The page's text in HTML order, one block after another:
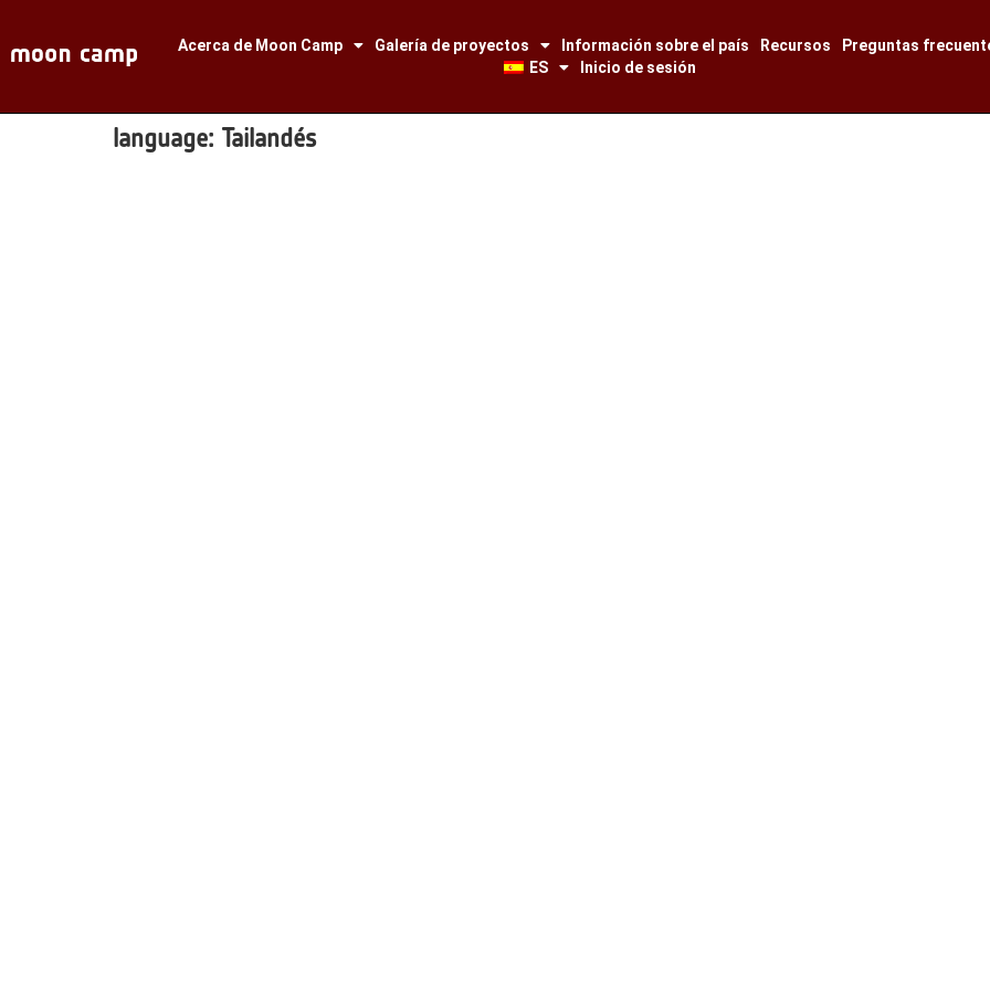
Acerca de Moon Camp Galería de proyectos Información sobre el país Recursos
Preguntas
ES
Inicio de sesión
language: Tailandés